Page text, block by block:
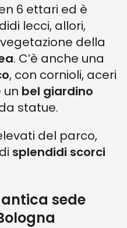
6 ettari ed è
lecci, allori,
della
. C’è anche una
, con cornioli, aceri
un bel giardino
statue.
del parco,
splendidi scorci
sede